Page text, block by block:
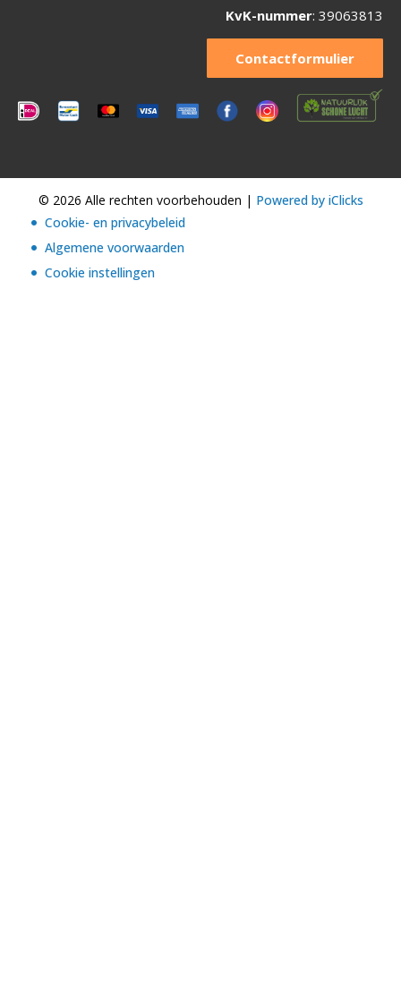
KvK-nummer: 39063813
Contactformulier
© 2026 Alle rechten voorbehouden | Powered by iClicks
Cookie- en privacybeleid
Algemene voorwaarden
Cookie instellingen